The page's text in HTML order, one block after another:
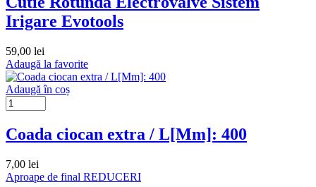
Irigare Evotools
59,00 lei
Adaugă la favorite
Adaugă în coș
Coada ciocan extra / L[Mm]: 400
7,00 lei
Aproape de final REDUCERI